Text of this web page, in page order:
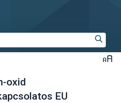
oxid
EU